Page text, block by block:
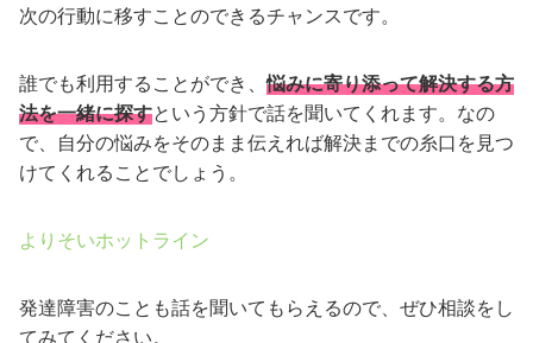
次の行動に移すことのできるチャンスです。
誰でも利用することができ、悩みに寄り添って解決する方
法を一緒に探すという方針で話を聞いてくれます。なの
で、自分の悩みをそのまま伝えれば解決までの糸口を見つ
けてくれることでしょう。
よりそいホットライン
発達障害のことも話を聞いてもらえるので、ぜひ相談をし
てみてください。